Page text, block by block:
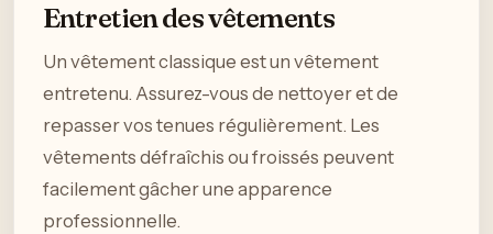
Entretien des vêtements
Un vêtement classique est un vêtement
entretenu. Assurez-vous de nettoyer et de
repasser vos tenues régulièrement. Les
vêtements défraîchis ou froissés peuvent
facilement gâcher une apparence
professionnelle.